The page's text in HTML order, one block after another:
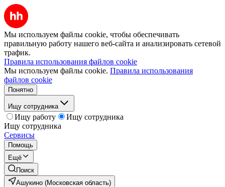
Мы используем файлы cookie, чтобы обеспечивать
правильную работу нашего веб-сайта и анализировать сетевой
трафик.
Правила использования файлов cookie
Мы используем файлы cookie. Правила использования
файлов cookie
Понятно
Ищу сотрудника
Ищу работу
Ищу сотрудника
Ищу сотрудника
Сервисы
Помощь
Ещё
Поиск
Ашукино (Московская область)